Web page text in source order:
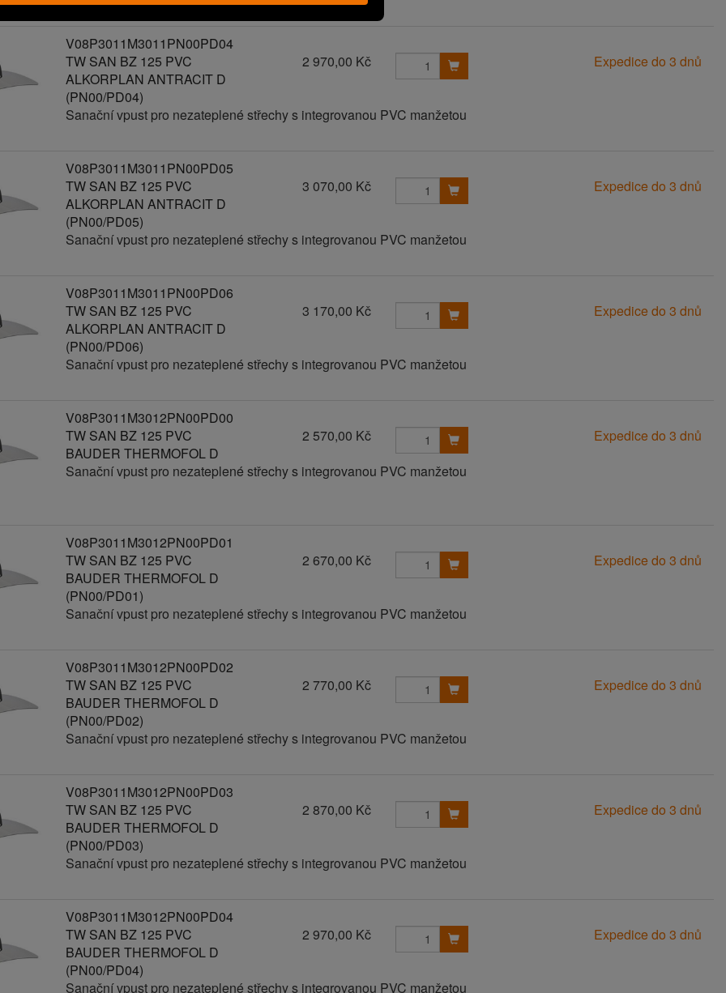
V08P3011M3011PN00PD04
TW SAN BZ 125 PVC
ALKORPLAN ANTRACIT D
(PN00/PD04)
2 970,00 Kč Expedice do 3 dnů
Sanační vpust pro nezateplené střechy s integrovanou PVC manžetou
V08P3011M3011PN00PD05
TW SAN BZ 125 PVC
ALKORPLAN ANTRACIT D
(PN00/PD05)
3 070,00 Kč Expedice do 3 dnů
Sanační vpust pro nezateplené střechy s integrovanou PVC manžetou
V08P3011M3011PN00PD06
TW SAN BZ 125 PVC
ALKORPLAN ANTRACIT D
(PN00/PD06)
3 170,00 Kč Expedice do 3 dnů
Sanační vpust pro nezateplené střechy s integrovanou PVC manžetou
V08P3011M3012PN00PD00
TW SAN BZ 125 PVC
BAUDER THERMOFOL D
2 570,00 Kč
Expedice do 3 dnů
Sanační vpust pro nezateplené střechy s integrovanou PVC manžetou
V08P3011M3012PN00PD01
TW SAN BZ 125 PVC
BAUDER THERMOFOL D
(PN00/PD01)
2 670,00 Kč Expedice do 3 dnů
Sanační vpust pro nezateplené střechy s integrovanou PVC manžetou
V08P3011M3012PN00PD02
TW SAN BZ 125 PVC
BAUDER THERMOFOL D
(PN00/PD02)
2 770,00 Kč Expedice do 3 dnů
Sanační vpust pro nezateplené střechy s integrovanou PVC manžetou
V08P3011M3012PN00PD03
TW SAN BZ 125 PVC
BAUDER THERMOFOL D
(PN00/PD03)
2 870,00 Kč Expedice do 3 dnů
Sanační vpust pro nezateplené střechy s integrovanou PVC manžetou
V08P3011M3012PN00PD04
TW SAN BZ 125 PVC
BAUDER THERMOFOL D
(PN00/PD04)
2 970,00 Kč Expedice do 3 dnů
Sanační vpust pro nezateplené střechy s integrovanou PVC manžetou